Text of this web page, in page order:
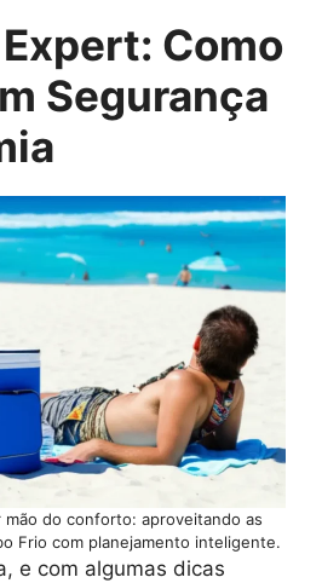
Como
Segurança
mão do conforto: aproveitando as
Frio com planejamento inteligente.
e com algumas dicas